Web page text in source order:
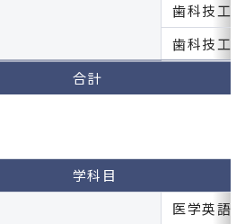
歯科技工
歯科技工
合計
学科目
医学英語